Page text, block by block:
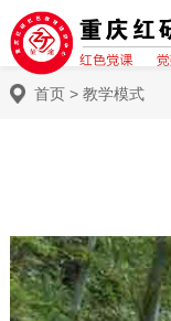
首页> 教学模式